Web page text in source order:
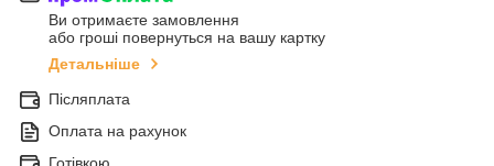
Ви отримаєте замовлення
або гроші повернуться на вашу картку
Детальніше
Післяплата
Оплата на рахунок